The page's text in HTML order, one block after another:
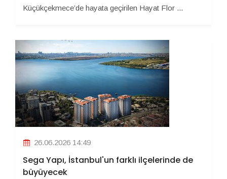
Küçükçekmece’de hayata geçirilen Hayat Flor ...
26.06.2026 14:49
Sega Yapı, İstanbul'un farklı ilçelerinde de
büyüyecek